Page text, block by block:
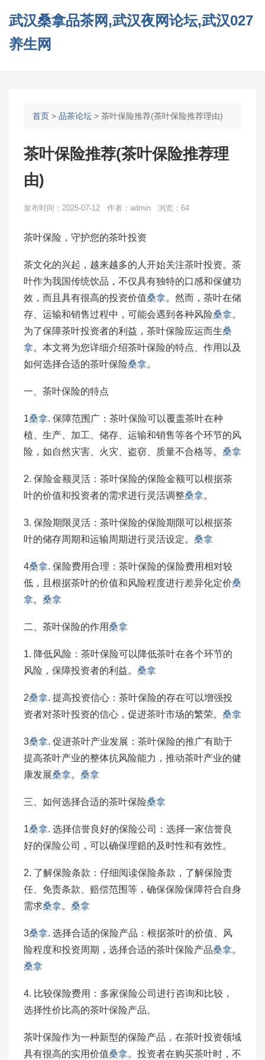
武汉桑拿品茶网,武汉夜网论坛,武汉027
养生网
首页 > 品茶论坛 > 茶叶保险推荐(茶叶保险推荐理由)
茶叶保险推荐(茶叶保险推荐理
由)
发布时间：2025-07-12 作者：admin 浏览：64
茶叶保险，守护您的茶叶投资
茶文化的兴起，越来越多的人开始关注茶叶投资。茶
叶作为我国传统饮品，不仅具有独特的口感和保健功
效，而且具有很高的投资价值桑拿。然而，茶叶在储
存、运输和销售过程中，可能会遇到各种风险桑拿。
为了保障茶叶投资者的利益，茶叶保险应运而生桑
拿。本文将为您详细介绍茶叶保险的特点、作用以及
如何选择合适的茶叶保险桑拿。
一、茶叶保险的特点
1桑拿. 保障范围广：茶叶保险可以覆盖茶叶在种
植、生产、加工、储存、运输和销售等各个环节的风
险，如自然灾害、火灾、盗窃、质量不合格等。 桑拿
2. 保险金额灵活：茶叶保险的保险金额可以根据茶
叶的价值和投资者的需求进行灵活调整桑拿。
3. 保险期限灵活：茶叶保险的保险期限可以根据茶
叶的储存周期和运输周期进行灵活设定。 桑拿
4桑拿. 保险费用合理：茶叶保险的保险费用相对较
低，且根据茶叶的价值和风险程度进行差异化定价桑
拿。 桑拿
二、茶叶保险的作用桑拿
1. 降低风险：茶叶保险可以降低茶叶在各个环节的
风险，保障投资者的利益。 桑拿
2桑拿. 提高投资信心：茶叶保险的存在可以增强投
资者对茶叶投资的信心，促进茶叶市场的繁荣。 桑拿
3桑拿. 促进茶叶产业发展：茶叶保险的推广有助于
提高茶叶产业的整体抗风险能力，推动茶叶产业的健
康发展桑拿。 桑拿
三、如何选择合适的茶叶保险桑拿
1桑拿. 选择信誉良好的保险公司：选择一家信誉良
好的保险公司，可以确保理赔的及时性和有效性。
2. 了解保险条款：仔细阅读保险条款，了解保险责
任、免责条款、赔偿范围等，确保保险保障符合自身
需求桑拿。 桑拿
3桑拿. 选择合适的保险产品：根据茶叶的价值、风
险程度和投资周期，选择合适的茶叶保险产品桑拿。
桑拿
4. 比较保险费用：多家保险公司进行咨询和比较，
选择性价比高的茶叶保险产品。
茶叶保险作为一种新型的保险产品，在茶叶投资领域
具有很高的实用价值桑拿。投资者在购买茶叶时，不